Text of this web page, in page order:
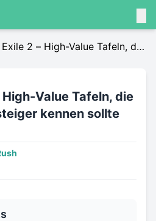
2 – High-Value Tafeln, die
High-Value Tafeln, die
kennen sollte